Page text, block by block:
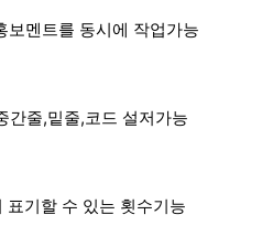
보멘트를 동시에 작업가능
간줄,밑줄,코드 설저가능
표기할 수 있는 횟수기능